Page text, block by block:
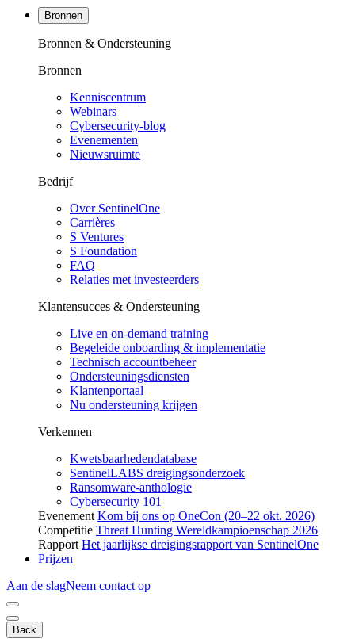
Bronnen
Bronnen & Ondersteuning
Bronnen
Kenniscentrum
Webinars
Cybersecurity-blog
Evenementen
Nieuwsruimte
Bedrijf
Over SentinelOne
Carrières
S Ventures
S Foundation
FAQ
Relaties met investeerders
Klantensucces & Ondersteuning
Live en on-demand training
Begeleide onboarding & implementatie
Technisch accountbeheer
Ondersteuningsdiensten
Klantenportaal
Nu ondersteuning krijgen
Verkennen
Kwetsbaarhedendatabase
SentinelLABS dreigingsonderzoek
Ransomware-anthologie
Cybersecurity 101
Evenement Kom bij ons op OneCon (20–22 okt. 2026)
Competitie Threat Hunting Wereldkampioenschap 2026
Rapport Het jaarlijkse dreigingsrapport van SentinelOne
Prijzen
Aan de slagNeem contact op
Back